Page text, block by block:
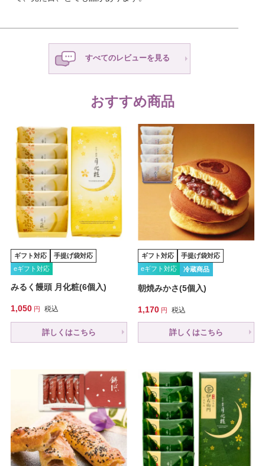
すべてのレビューを見る
おすすめ商品
ギフト対応
手提げ袋対応
eギフト対応
みるく饅頭 月化粧(6個入)
1,050 税込
詳しくはこちら
ギフト対応
手提げ袋対応
eギフト対応
冷蔵商品
朝焼みかさ(5個入)
1,170 税込
詳しくはこちら